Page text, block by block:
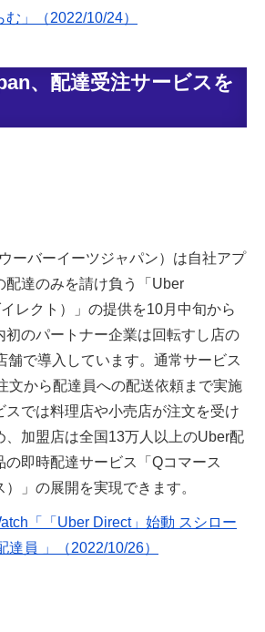
」（2022/10/24）
、配達受注サービスを
ーバーイーツジャパン）は自社アプ
配達のみを請け負う「Uber
レクト）」の提供を10月中旬から
初のパートナー企業は回転すし店の
舗で導入しています。通常サービス
文から配達員への配送依頼まで実施
スでは料理店や小売店が注文を受け
、加盟店は全国13万人以上のUber配
の即時配達サービス「Qコマース
）」の展開を実現できます。
「「Uber Direct」始動 スシロー
員 」（2022/10/26）